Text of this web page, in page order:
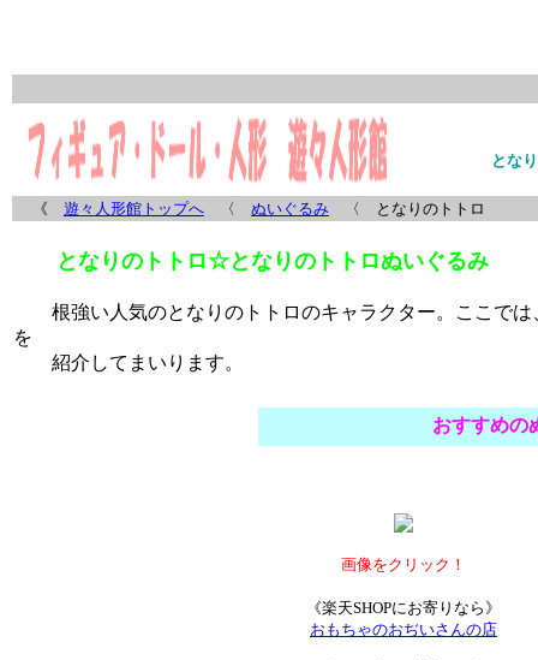
とな
《 遊々人形館トップへ 〈 ぬいぐるみ 〈 となりのトトロ
となりのトトロ☆となりのトトロぬいぐるみ
根強い人気のとなりのトトロのキャラクター。ここでは
を
紹介してまいります。
おすすめの
画像をクリック！
《楽天SHOPにお寄りなら》
おもちゃのおぢいさんの店